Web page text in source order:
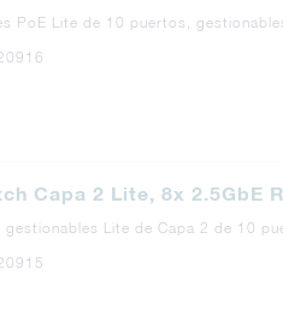
PoE Lite de 10 puertos,
Capa 2 Lite, 8x 2.5GbE
gestionables Lite de Capa 2 de 10